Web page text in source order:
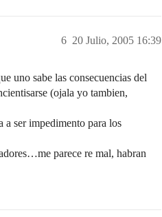
20 Julio, 2005 16:39
6
uno sabe las consecuencias del
(ojala yo tambien,
a ser impedimento para los
parece re mal, habran